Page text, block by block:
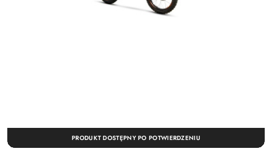
PRODUKT DOSTĘPNY PO POTWIERDZENIU